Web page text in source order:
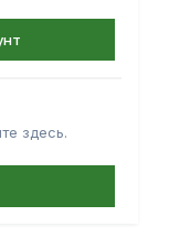
здесь.